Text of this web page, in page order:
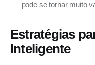
pode se tornar muito
Estratégias
Inteligente